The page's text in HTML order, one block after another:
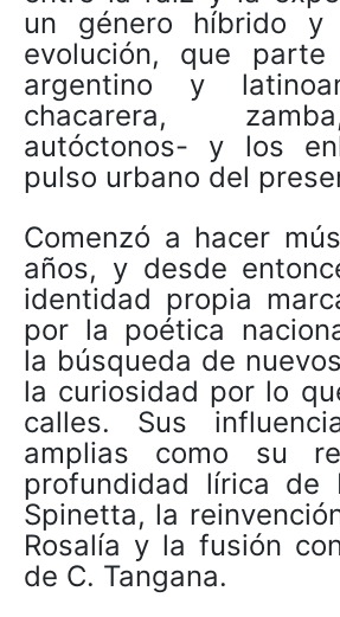
un género híbrido y
evolución, que
argentino y
chacarera,
autóctonos- y los
pulso urbano del
Comenzó a hacer
años, y desde
identidad propia
por la poética
la búsqueda de
la curiosidad por lo
calles. Sus
amplias como su
profundidad lírica de
Spinetta, la
Rosalía y la fusión
de C. Tangana.